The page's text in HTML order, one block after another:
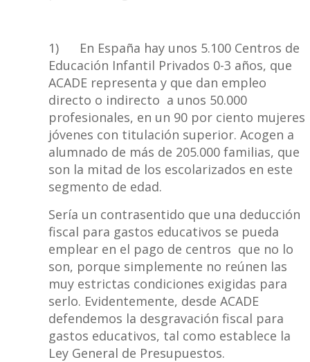
1) En España hay unos 5.100 Centros de
Educación Infantil Privados 0-3 años, que
ACADE representa y que dan empleo
directo o indirecto a unos 50.000
profesionales, en un 90 por ciento mujeres
jóvenes con titulación superior. Acogen a
alumnado de más de 205.000 familias, que
son la mitad de los escolarizados en este
segmento de edad.
Sería un contrasentido que una deducción
fiscal para gastos educativos se pueda
emplear en el pago de centros que no lo
son, porque simplemente no reúnen las
muy estrictas condiciones exigidas para
serlo. Evidentemente, desde ACADE
defendemos la desgravación fiscal para
gastos educativos, tal como establece la
Ley General de Presupuestos.